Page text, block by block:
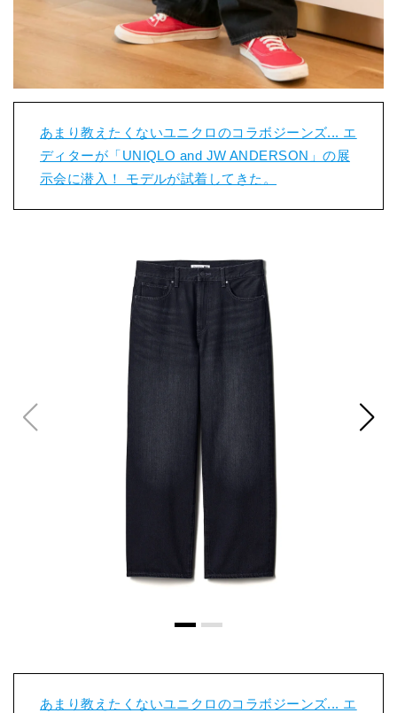
あまり教えたくないユニクロのコラボジーンズ... エ
ディターが「UNIQLO and JW ANDERSON」の展
示会に潜入！ モデルが試着してきた。
あまり教えたくないユニクロのコラボジーンズ... エ